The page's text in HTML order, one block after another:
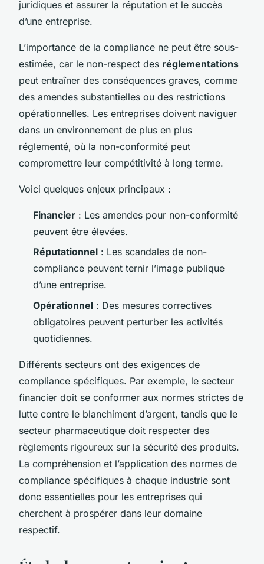
juridiques et assurer la réputation et le succès
d’une entreprise.
L’importance de la compliance ne peut être sous-
estimée, car le non-respect des réglementations
peut entraîner des conséquences graves, comme
des amendes substantielles ou des restrictions
opérationnelles. Les entreprises doivent naviguer
dans un environnement de plus en plus
réglementé, où la non-conformité peut
compromettre leur compétitivité à long terme.
Voici quelques enjeux principaux :
Financier : Les amendes pour non-conformité
peuvent être élevées.
Réputationnel : Les scandales de non-
compliance peuvent ternir l’image publique
d’une entreprise.
Opérationnel : Des mesures correctives
obligatoires peuvent perturber les activités
quotidiennes.
Différents secteurs ont des exigences de
compliance spécifiques. Par exemple, le secteur
financier doit se conformer aux normes strictes de
lutte contre le blanchiment d’argent, tandis que le
secteur pharmaceutique doit respecter des
règlements rigoureux sur la sécurité des produits.
La compréhension et l’application des normes de
compliance spécifiques à chaque industrie sont
donc essentielles pour les entreprises qui
cherchent à prospérer dans leur domaine
respectif.